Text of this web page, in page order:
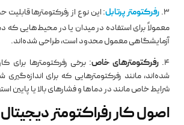
3. رفرکتومتر پرتابل: این نوع از رفرکتومترها
معمولاً برای استفاده در میدان یا در محیط‌هایی
آزمایشگاهی معمول محدود است، طراحی شده‌اند.
4. رفرکتومترهای خاص: برخی رفرکتومترها برای
شده‌اند، مانند رفرکتومترهایی که برای
شرایط خاص مانند در دماها و فشارهای بالا یا پایین
اصول کار رفراکتومتر دیجیتال